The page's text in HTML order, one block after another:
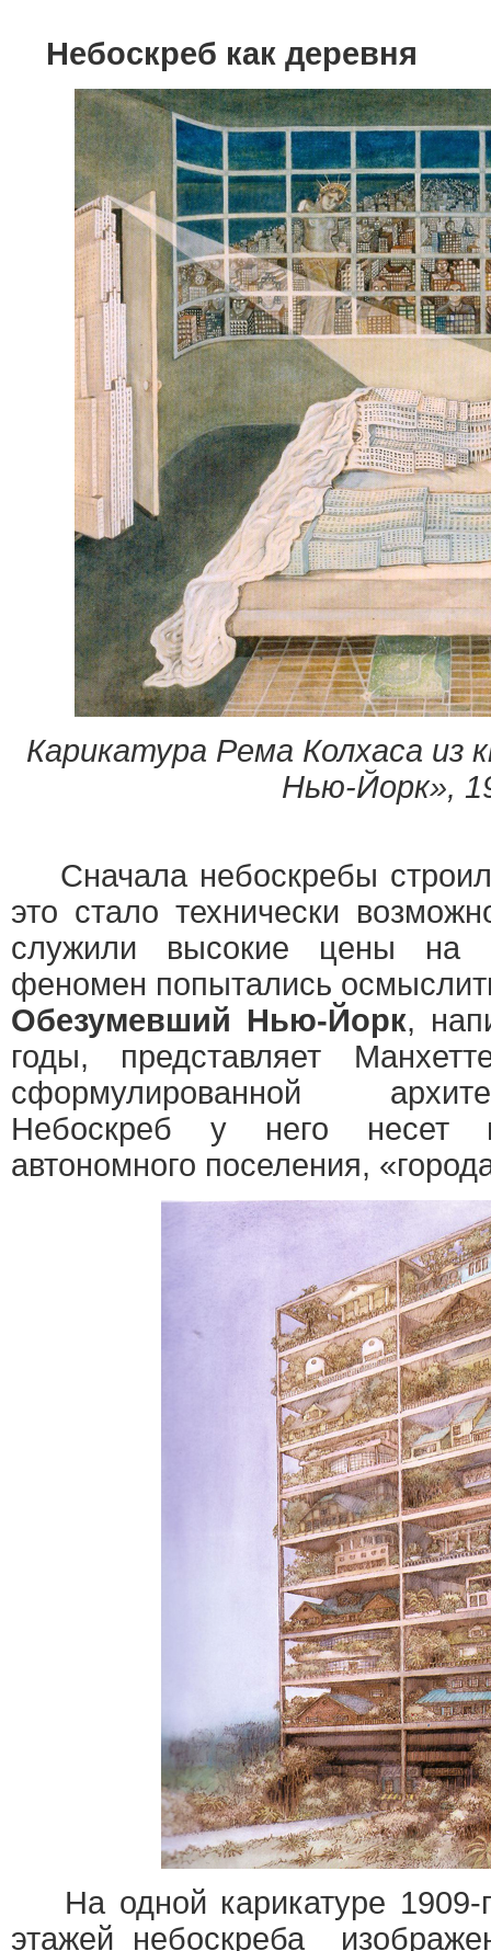
Небоскреб как деревня
Карикатура Рема Колхаса из
Нью-Йорк»,
Сначала небоскребы
это стало технически
служили высокие цены на
феномен попытались
Обезумевший Нью-Йорк,
годы, представляет
сформулированной
Небоскреб у него несет
автономного поселения,
На одной карикатуре 1909-
этажей небоскреба